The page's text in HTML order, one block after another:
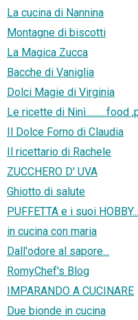
La cucina di Nannina
Montagne di biscotti
La Magica Zucca
Bacche di Vaniglia
Dolci Magie di Virginia
Le ricette di Ninì..........food
Il Dolce Forno di Claudia
Il ricettario di Rachele
ZUCCHERO D' UVA
Ghiotto di salute
PUFFETTA e i suoi
in cucina con maria
Dall'odore al sapore...
RomyChef's Blog
IMPARANDO A CUCINARE
Due bionde in cucina